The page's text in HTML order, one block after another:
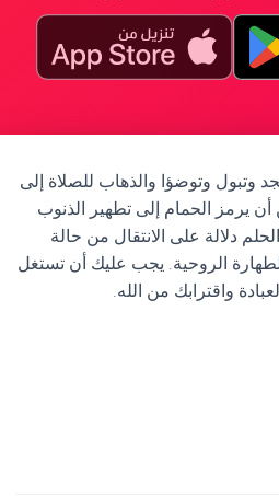
وتبول وتوضؤا والذهاب للصلاة إلى
يرمز الحمام إلى تطهير الذنوب
دلالة على الانتقال من حالة
الروحية. يجب عليك أن تستغل
واقترابك من الله.